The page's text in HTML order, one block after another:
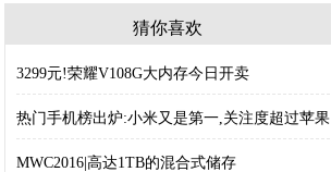
猜你喜欢
3299元!荣耀V108G大内存今日开卖
热门手机榜出炉:小米又是第一,关注度超过苹果
MWC2016|高达1TB的混合式储存